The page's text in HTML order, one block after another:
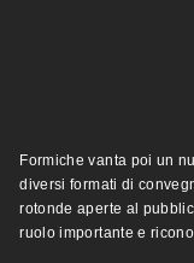
Formiche vanta poi un
diversi formati di
rotonde aperte al
ruolo importante e